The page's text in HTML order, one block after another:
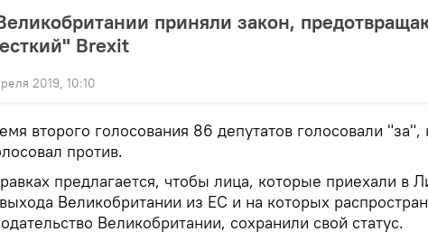
приняли закон,
Brexit
2019, 10:10
второго голосования 86 депутатов голосовали "за",
против.
предлагается, чтобы лица, которые приехали в
Великобритании из ЕС и на которых
Великобритании, сохранили свой статус.